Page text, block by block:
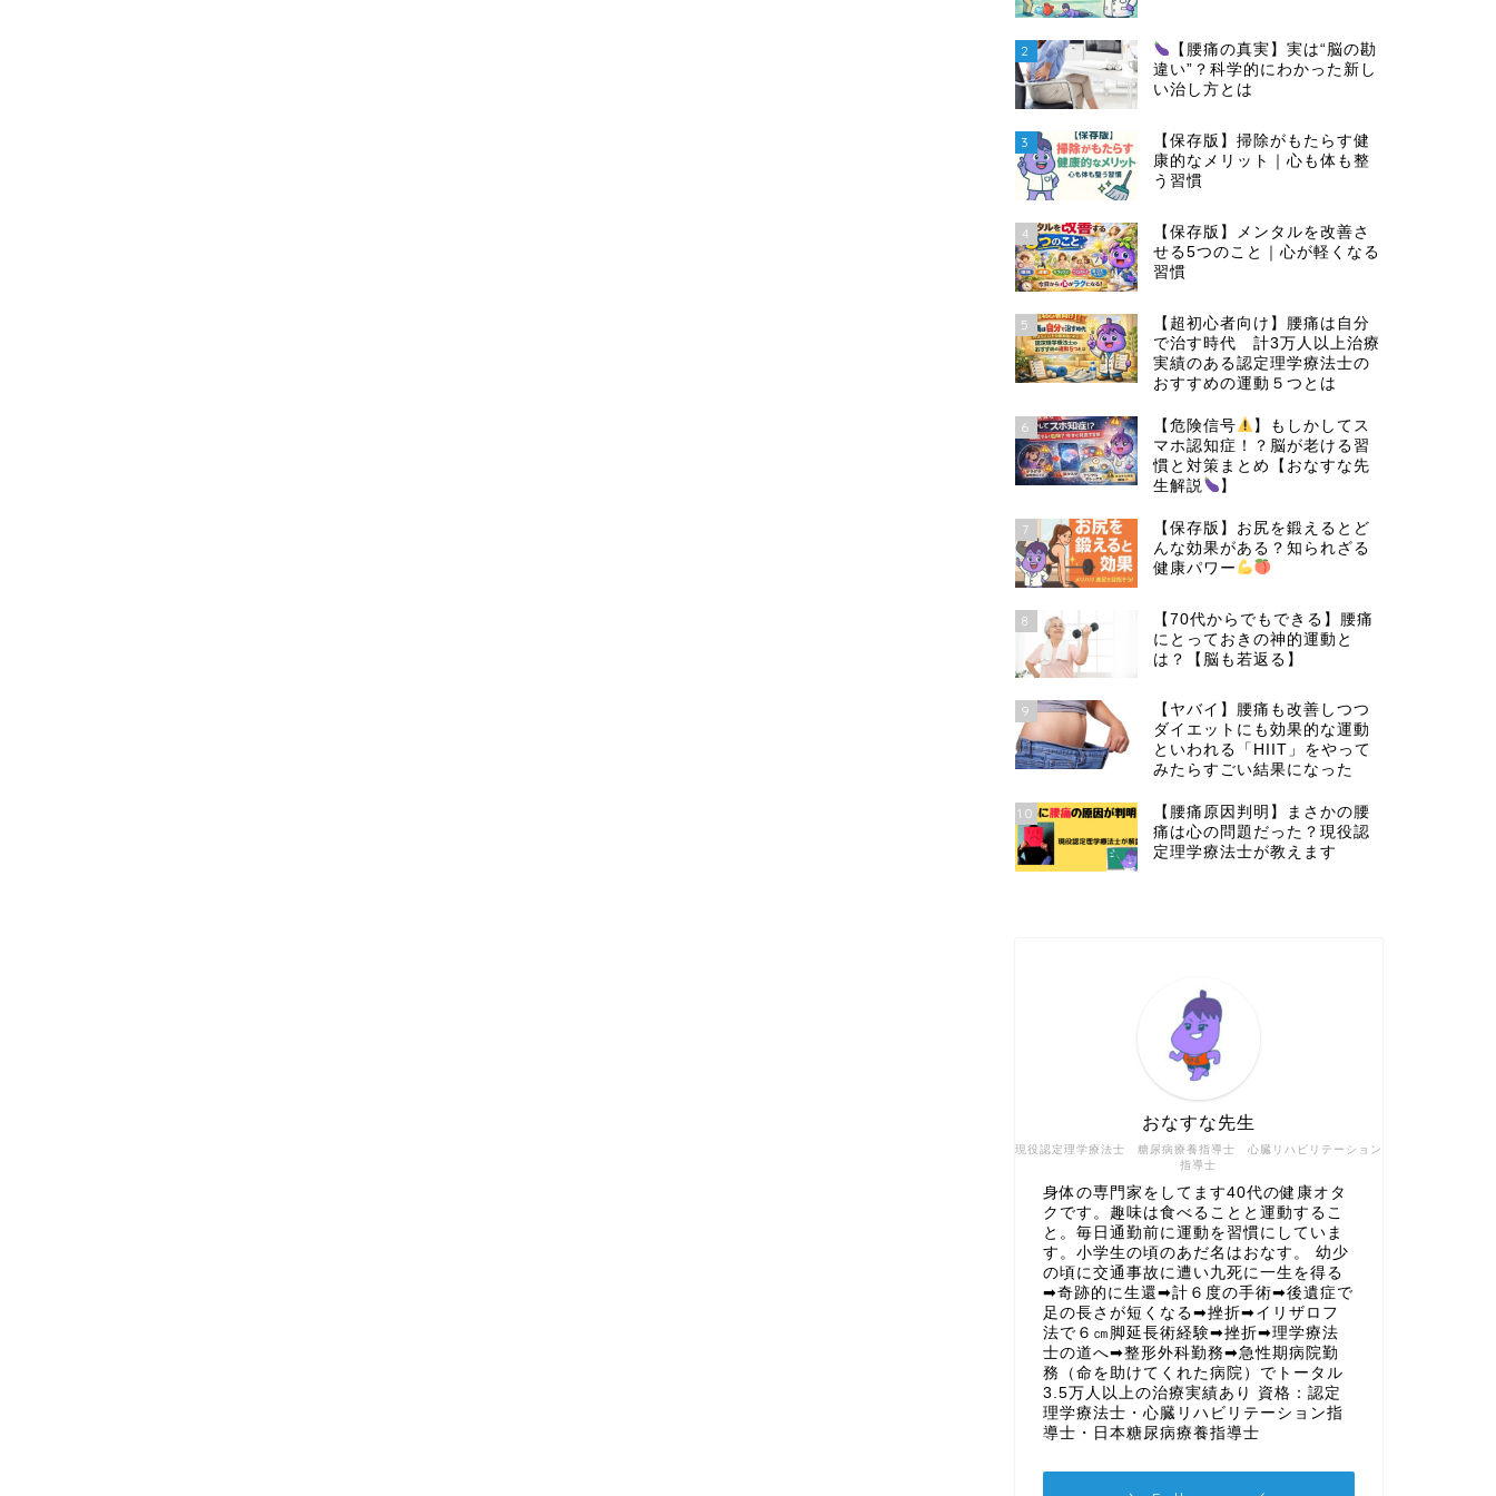
2
【腰痛の真実】実は“脳の勘
違い”？科学的にわかった新し
い治し方とは
3
【保存版】掃除がもたらす健
康的なメリット｜心も体も整
う習慣
4
【保存版】メンタルを改善さ
せる5つのこと｜心が軽くなる
習慣
5
【超初心者向け】腰痛は自分
で治す時代 計3万人以上治療
実績のある認定理学療法士の
おすすめの運動５つとは
6 【危険信号
】もしかしてス
マホ認知症！？脳が老ける習
慣と対策まとめ【おなすな先
生解説
】
7
【保存版】お尻を鍛えるとど
んな効果がある？知られざる
健康パワー
8
【70代からでもできる】腰痛
にとっておきの神的運動と
は？【脳も若返る】
9
【ヤバイ】腰痛も改善しつつ
ダイエットにも効果的な運動
といわれる「HIIT」をやって
みたらすごい結果になった
10
【腰痛原因判明】まさかの腰
痛は心の問題だった？現役認
定理学療法士が教えます
現役認定理学療法士 糖尿病療養指導士 心臓リハビリテーション
指導士
おなすな先生
身体の専門家をしてます40代の健康オタ
クです。趣味は食べることと運動するこ
と。毎日通勤前に運動を習慣にしていま
す。小学生の頃のあだ名はおなす。 幼少
の頃に交通事故に遭い九死に一生を得る
➡奇跡的に生還➡計６度の手術➡後遺症で
足の長さが短くなる➡挫折➡イリザロフ
法で６㎝脚延長術経験➡挫折➡理学療法
士の道へ➡整形外科勤務➡急性期病院勤
務（命を助けてくれた病院）でトータル
3.5万人以上の治療実績あり 資格：認定
理学療法士・心臓リハビリテーション指
導士・日本糖尿病療養指導士